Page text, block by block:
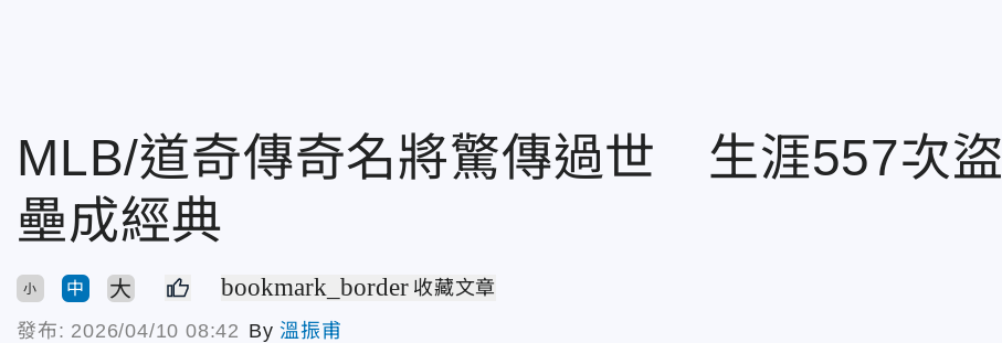
MLB/道奇傳奇名將驚傳過世 生涯557次盜
壘成經典
小 中 大 bookmark_border 收藏文章
發布: 2026/04/10 08:42 By 溫振甫